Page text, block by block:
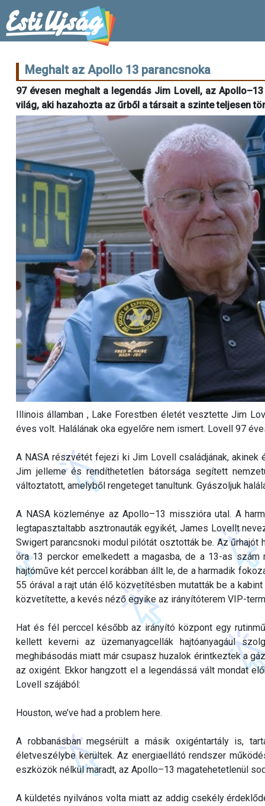
Meghalt az Apollo 13 parancsnoka
97 évesen meghalt a legendás Jim Lovell, az
világ, aki hazahozta az űrből a társait a szinte teljesen
Illinois államban , Lake Forestben életét vesztette Jim
éves volt. Halálának oka egyelőre nem ismert. Lovell 97
A NASA részvétét fejezi ki Jim Lovell családjának,
Jim jelleme és rendíthetetlen bátorsága segített
változtatott, amelyből rengeteget tanultunk. Gyászoljuk
A NASA közleménye az Apollo–13 misszióra utal. A
legtapasztaltabb asztronauták egyikét, James Lovellt
Swigert parancsnoki modul pilótát osztották be. Az
óra 13 perckor emelkedett a magasba, de a 13-as
hajtóműve két perccel korábban állt le, de a harmadik
55 órával a rajt után élő közvetítésben mutatták be a
közvetítette, a kevés néző egyike az irányítóterem VIP-
Hat és fél perccel később az irányító központ egy
kellett keverni az üzemanyagcellák hajtóanyagául
meghibásodás miatt már csupasz huzalok érintkeztek a
az oxigént. Ekkor hangzott el a legendássá vált mondat
Lovell szájából:
Houston, we’ve had a problem here.
A robbanásban megsérült a másik oxigéntartály is,
életveszélybe kerültek. Az energiaellátó rendszer
eszközök nélkül maradt, az Apollo–13 magatehetetlenül
A küldetés nyilvános volta miatt az addig csekély